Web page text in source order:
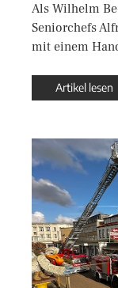
Als Wilhelm
Seniorchefs
mit einem
Artikel lesen